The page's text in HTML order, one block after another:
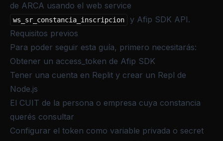
de ARCA usando el web service
ws_sr_constancia_inscripcion
y Afip SDK API.
Requisitos previos
Para poder seguir esta guía, primero necesitarás:
Obtener un access_token de Afip SDK
Tener una cuenta en Replit y crear un Repl de
Node.js
El CUIT de la persona o empresa cuya constancia
querés consultar
Configurar el token como variable privada o secret